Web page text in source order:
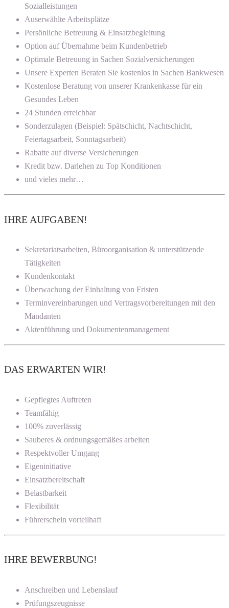
Sozialleistungen
Auserwählte Arbeitsplätze
Persönliche Betreuung & Einsatzbegleitung
Option auf Übernahme beim Kundenbetrieb
Optimale Betreuung in Sachen Sozialversicherungen
Unsere Experten Beraten Sie kostenlos in Sachen Bankwesen
Kostenlose Beratung von unserer Krankenkasse für ein
Gesundes Leben
24 Stunden erreichbar
Sonderzulagen (Beispiel: Spätschicht, Nachtschicht,
Feiertagsarbeit, Sonntagsarbeit)
Rabatte auf diverse Versicherungen
Kredit bzw. Darlehen zu Top Konditionen
und vieles mehr…
IHRE AUFGABEN!
Sekretariatsarbeiten, Büroorganisation & unterstützende
Tätigkeiten
Kundenkontakt
Überwachung der Einhaltung von Fristen
Terminvereinbarungen und Vertragsvorbereitungen mit den
Mandanten
Aktenführung und Dokumentenmanagement
DAS ERWARTEN WIR!
Gepflegtes Auftreten
Teamfähig
100% zuverlässig
Sauberes & ordnungsgemäßes arbeiten
Respektvoller Umgang
Eigeninitiative
Einsatzbereitschaft
Belastbarkeit
Flexibilität
Führerschein vorteilhaft
IHRE BEWERBUNG!
Anschreiben und Lebenslauf
Prüfungszeugnisse